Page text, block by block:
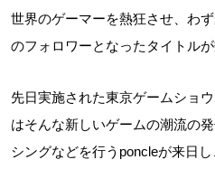
世界のゲーマーを熱狂させ、わ
のフォロワーとなったタイトルが
先日実施された東京ゲームショ
はそんな新しいゲームの潮流の
シングなどを行うponcleが来日